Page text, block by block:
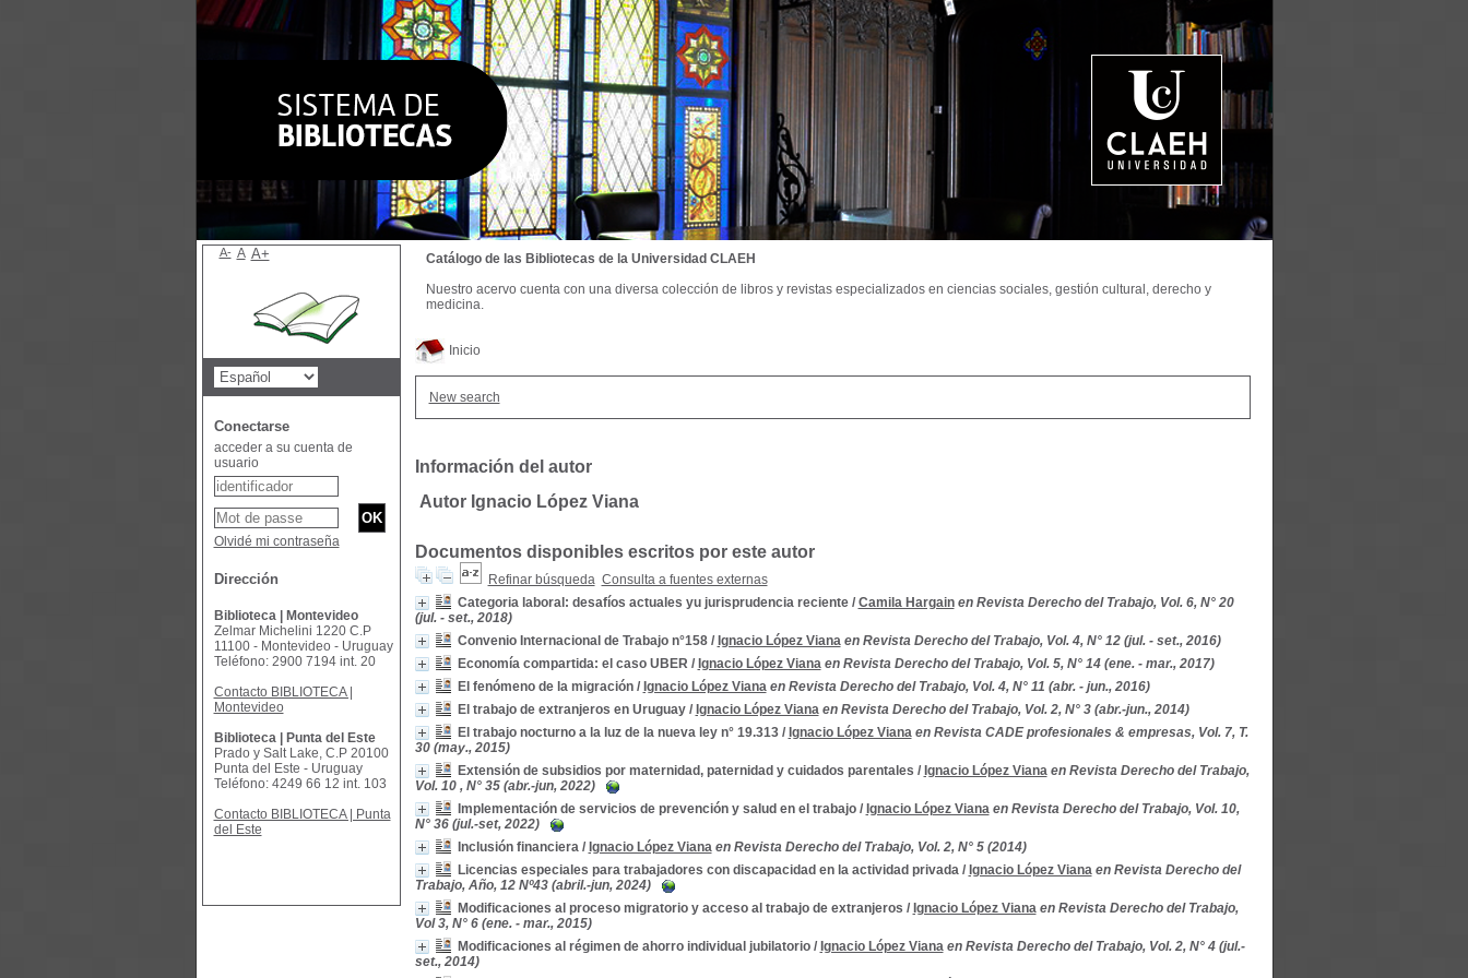
Inicio
New search
Información del autor
Autor Ignacio López Viana
Documentos disponibles escritos por este autor
Refinar búsqueda Consulta a fuentes externas
Categoria laboral: desafíos actuales yu jurisprudencia reciente/ Camila Hargain en Revista Derecho del Trabajo, Vol. 6, N° 20
(jul. - set., 2018)
Convenio Internacional de Trabajo n°158/ Ignacio López Viana en Revista Derecho del Trabajo, Vol. 4, N° 12 (jul. - set., 2016)
Economía compartida: el caso UBER / Ignacio López Viana en Revista Derecho del Trabajo, Vol. 5, N° 14 (ene. - mar., 2017)
El fenómeno de la migración/ Ignacio López Viana en Revista Derecho del Trabajo, Vol. 4, N° 11 (abr. - jun., 2016)
El trabajo de extranjeros en Uruguay/ Ignacio López Viana en Revista Derecho del Trabajo, Vol. 2, N° 3 (abr.-jun., 2014)
El trabajo nocturno a la luz de la nueva ley n° 19.313/ Ignacio López Viana en Revista CADE profesionales & empresas, Vol. 7, T.
30 (may., 2015)
Extensión de subsidios por maternidad, paternidad y cuidados parentales / Ignacio López Viana en Revista Derecho del Trabajo,
Vol. 10 , N° 35 (abr.-jun, 2022)
Implementación de servicios de prevención y salud en el trabajo/ Ignacio López Viana en Revista Derecho del Trabajo, Vol. 10,
N° 36 (jul.-set, 2022)
Inclusión financiera/ Ignacio López Viana en Revista Derecho del Trabajo, Vol. 2, N° 5 (2014)
Licencias especiales para trabajadores con discapacidad en la actividad privada/ Ignacio López Viana en Revista Derecho del
Trabajo, Año, 12 Nº43 (abril.-jun, 2024)
Modificaciones al proceso migratorio y acceso al trabajo de extranjeros / Ignacio López Viana en Revista Derecho del Trabajo,
Vol 3, N° 6 (ene. - mar., 2015)
Modificaciones al régimen de ahorro individual jubilatorio/ Ignacio López Viana en Revista Derecho del Trabajo, Vol. 2, N° 4 (jul.-
set., 2014)
Catálogo de las Bibliotecas de la Universidad CLAEH
Nuestro acervo cuenta con una diversa colección de libros y revistas especializados en ciencias sociales, gestión cultural, derecho y
medicina.
A- A A+
Conectarse
acceder a su cuenta de
usuario
Olvidé mi contraseña
Dirección
Biblioteca | Montevideo
Zelmar Michelini 1220 C.P
11100 - Montevideo - Uruguay
Teléfono: 2900 7194 int. 20
Contacto BIBLIOTECA |
Montevideo
Biblioteca | Punta del Este
Prado y Salt Lake, C.P 20100
Punta del Este - Uruguay
Teléfono: 4249 66 12 int. 103
Contacto BIBLIOTECA | Punta
del Este